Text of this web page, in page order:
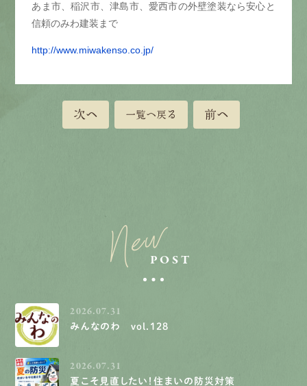
あま市、稲沢市、津島市、愛西市の外壁塗装なら安心と
信頼のみわ建装まで
http://www.miwakenso.co.jp/
次へ 一覧へ戻る 前へ
NewPOST
2026.07.31
みんなのわ vol.128
2026.07.31
夏こそ見直したい！住まいの防災対策